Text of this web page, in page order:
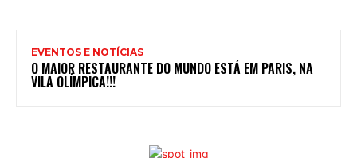
EVENTOS E NOTÍCIAS
O MAIOR RESTAURANTE DO MUNDO ESTÁ EM PARIS, NA
VILA OLÍMPICA!!!